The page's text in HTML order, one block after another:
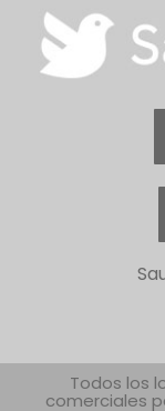
Todos los
comerciales